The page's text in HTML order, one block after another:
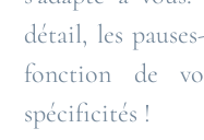
détail, les
fonction de
spécificités !